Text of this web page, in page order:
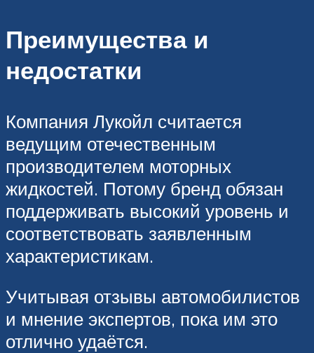
Преимущества и
недостатки
Компания Лукойл считается
ведущим отечественным
производителем моторных
жидкостей. Потому бренд обязан
поддерживать высокий уровень и
соответствовать заявленным
характеристикам.
Учитывая отзывы автомобилистов
и мнение экспертов, пока им это
отлично удаётся.